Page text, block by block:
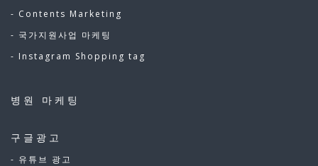
- Contents Marketing
- 국가지원사업 마케팅
- Instagram Shopping tag
병원 마케팅
구글광고
- 유튜브 광고